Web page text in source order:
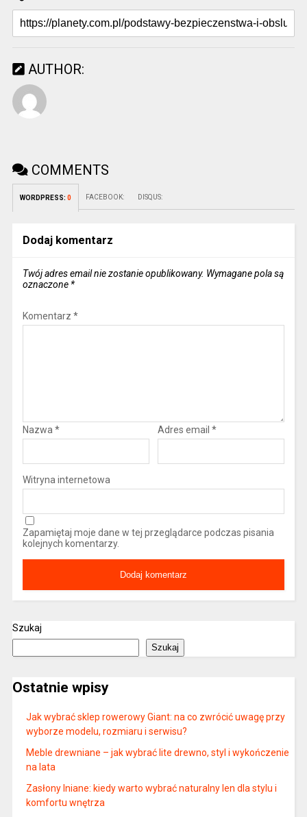
AUTHOR:
COMMENTS
WORDPRESS: 0 FACEBOOK: DISQUS:
Dodaj komentarz
Twój adres email nie zostanie opublikowany. Wymagane pola są
oznaczone *
Komentarz *
Nazwa * Adres email *
Witryna internetowa
Zapamiętaj moje dane w tej przeglądarce podczas pisania
kolejnych komentarzy.
Szukaj
Szukaj
Ostatnie wpisy
Jak wybrać sklep rowerowy Giant: na co zwrócić uwagę przy
wyborze modelu, rozmiaru i serwisu?
Meble drewniane – jak wybrać lite drewno, styl i wykończenie
na lata
Zasłony lniane: kiedy warto wybrać naturalny len dla stylu i
komfortu wnętrza